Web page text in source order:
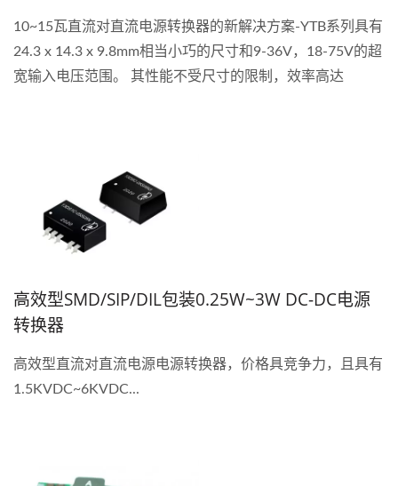
10~15瓦直流对直流电源转换器的新解决方案-YTB系列具有
24.3 x 14.3 x 9.8mm相当小巧的尺寸和9-36V，18-75V的超
宽输入电压范围。 其性能不受尺寸的限制，效率高达
高效型SMD/SIP/DIL包装0.25W~3W DC-DC电源
转换器
高效型直流对直流电源电源转换器，价格具竞争力，且具有
1.5KVDC~6KVDC...